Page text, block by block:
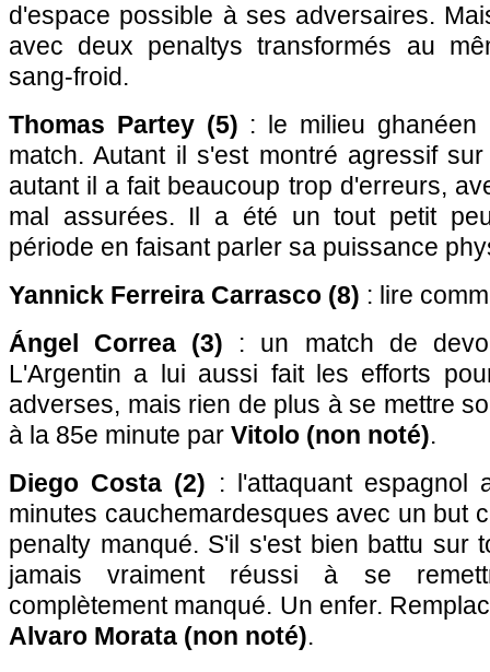
d'espace possible à ses adversaires.
avec deux penaltys transformés au
sang-froid.
Thomas Partey (5) : le milieu
match. Autant il s'est montré agressif
autant il a fait beaucoup trop d'erreurs,
mal assurées. Il a été un tout petit
période en faisant parler sa puissance
Yannick Ferreira Carrasco (8) : lire
Ángel Correa (3) : un match de
L'Argentin a lui aussi fait les efforts
adverses, mais rien de plus à se mettre
à la 85e minute par Vitolo (non noté).
Diego Costa (2) : l'attaquant espagnol
minutes cauchemardesques avec un but
penalty manqué. S'il s'est bien battu sur
jamais vraiment réussi à se
complètement manqué. Un enfer.
Alvaro Morata (non noté).